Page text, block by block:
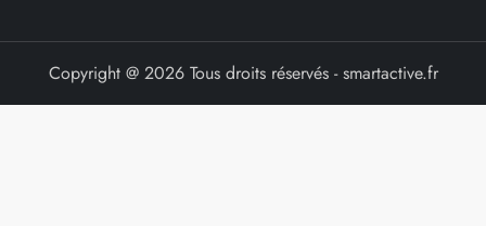
Copyright @ 2026 Tous droits réservés - smartactive.fr